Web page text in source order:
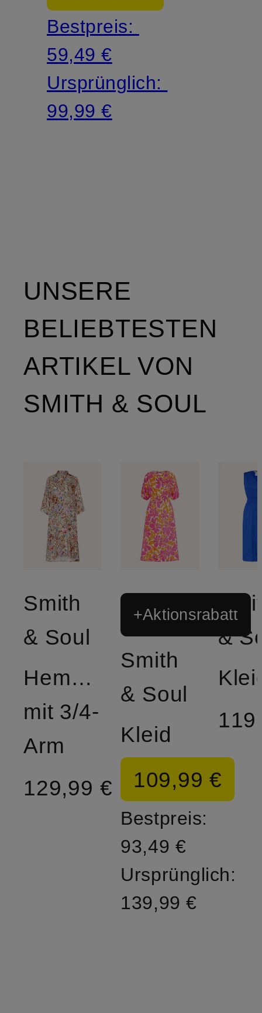
Bestpreis:
59,49 €
Ursprünglich:
99,99 €
UNSERE
BELIEBTESTEN
ARTIKEL VON
SMITH & SOUL
Smith
& Soul
Hemdblusenkleid
mit 3/4-
Arm
129,99 €
+Aktionsrabatt
Smith
& Soul
Kleid
109,99 €
Bestpreis:
93,49 €
Ursprünglich:
139,99 €
&